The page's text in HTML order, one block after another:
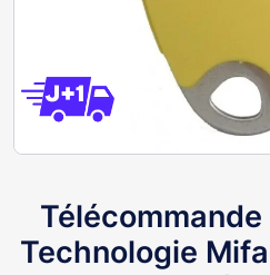
Technologie